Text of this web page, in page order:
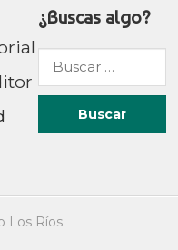
¿Buscas algo?
Buscar
por:
Los Ríos